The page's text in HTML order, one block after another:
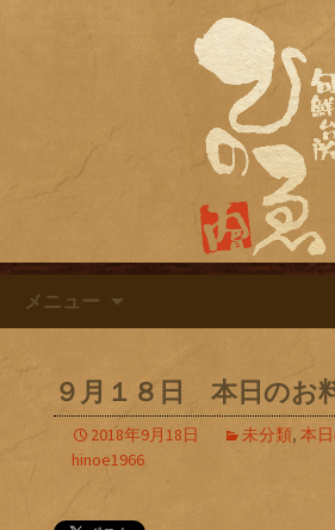
名古屋市栄にある
台所ひのゑ」のブ
名古屋市栄にある居酒
のゑ（ひのえ）」。豊
料理を中心とした、お
しめるお店です。季節
めメニューや日替わり
報を随時更新中。
メニュー
９月１８日 本日のお
2018年9月18日 未分類, 本
hinoe1966